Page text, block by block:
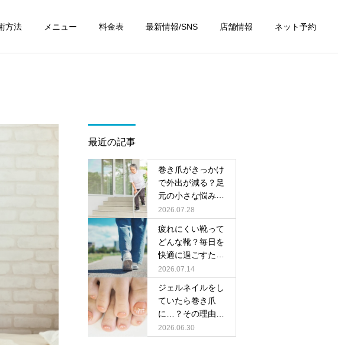
方法 メニュー 料金表 最新情報/SNS 店舗情報 ネット予約
最近の記事
巻き爪がきっかけ
で外出が減る？足
元の小さな悩みが
将来につながる理
由
2026.07.28
疲れにくい靴って
どんな靴？毎日を
快適に過ごすため
の靴選びのポイン
トをご紹介！
2026.07.14
ジェルネイルをし
ていたら巻き爪
に…？その理由と
足元ケアのポイン
ト
2026.06.30